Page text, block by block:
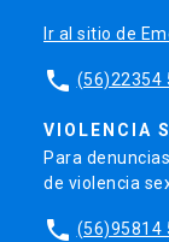
Ir al sitio de
phone (56)22354
VIOLENCIA
Para
de violencia
phone (56)95814